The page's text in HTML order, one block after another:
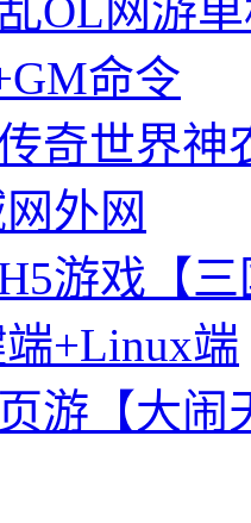
OL网游
命令
奇世界神
外网
游戏【
+Linux端
页游【大闹